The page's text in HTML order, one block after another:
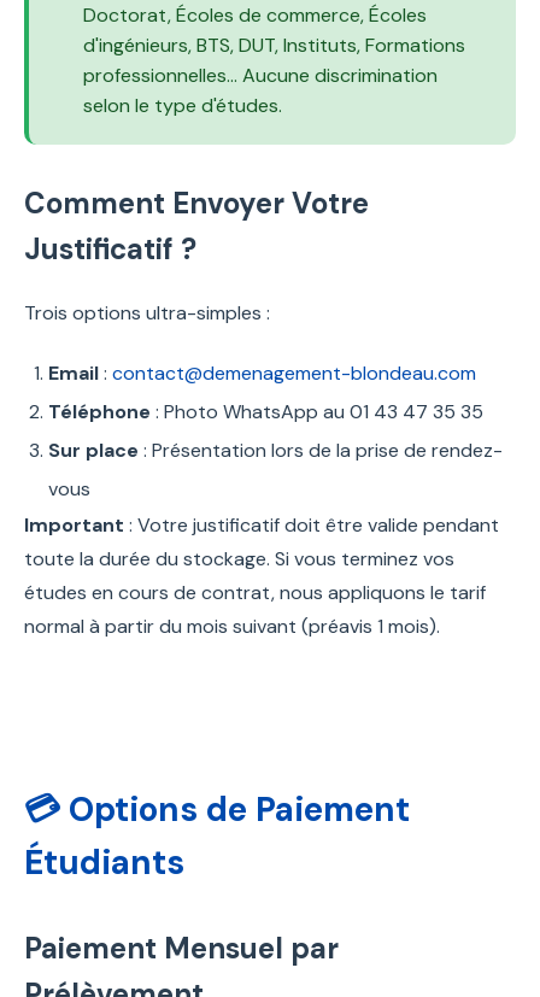
Doctorat, Écoles de commerce, Écoles
d'ingénieurs, BTS, DUT, Instituts, Formations
professionnelles... Aucune discrimination
selon le type d'études.
Comment Envoyer Votre
Justificatif ?
Trois options ultra-simples :
Email: contact@demenagement-blondeau.com
Téléphone : Photo WhatsApp au 01 43 47 35 35
Sur place : Présentation lors de la prise de rendez-
vous
Important : Votre justificatif doit être valide pendant
toute la durée du stockage. Si vous terminez vos
études en cours de contrat, nous appliquons le tarif
normal à partir du mois suivant (préavis 1 mois).
💳 Options de Paiement
Étudiants
Paiement Mensuel par